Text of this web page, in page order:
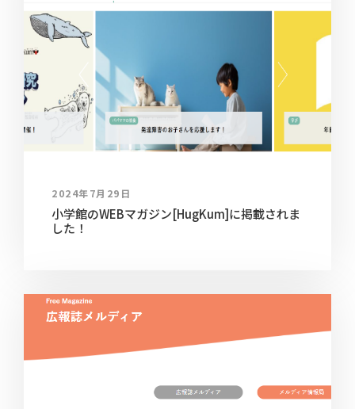
2024年7月29日
小学館のWEBマガジン[HugKum]に掲載されま
した！